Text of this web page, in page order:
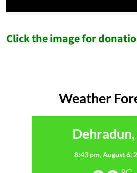
Click the image for
Weather
8:43 pm,August 6,